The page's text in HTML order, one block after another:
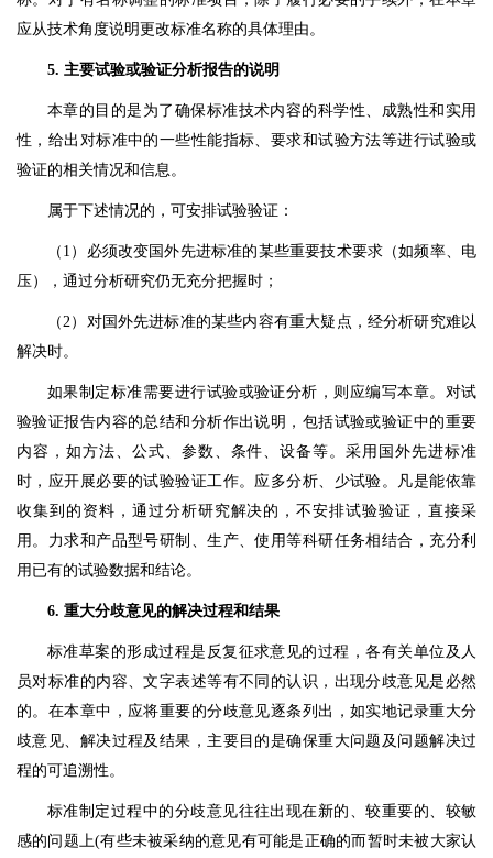
应从技术角度说明更改标准名称的具体理由。
5. 主要试验或验证分析报告的说明
本章的目的是为了确保标准技术内容的科学性、成熟性和实用
性，给出对标准中的一些性能指标、要求和试验方法等进行试验或
验证的相关情况和信息。
属于下述情况的，可安排试验验证：
（1）必须改变国外先进标准的某些重要技术要求（如频率、电
压），通过分析研究仍无充分把握时；
（2）对国外先进标准的某些内容有重大疑点，经分析研究难以
解决时。
如果制定标准需要进行试验或验证分析，则应编写本章。对试
验验证报告内容的总结和分析作出说明，包括试验或验证中的重要
内容，如方法、公式、参数、条件、设备等。采用国外先进标准
时，应开展必要的试验验证工作。应多分析、少试验。凡是能依靠
收集到的资料，通过分析研究解决的，不安排试验验证，直接采
用。力求和产品型号研制、生产、使用等科研任务相结合，充分利
用已有的试验数据和结论。
6. 重大分歧意见的解决过程和结果
标准草案的形成过程是反复征求意见的过程，各有关单位及人
员对标准的内容、文字表述等有不同的认识，出现分歧意见是必然
的。在本章中，应将重要的分歧意见逐条列出，如实地记录重大分
歧意见、解决过程及结果，主要目的是确保重大问题及问题解决过
程的可追溯性。
标准制定过程中的分歧意见往往出现在新的、较重要的、较敏
感的问题上(有些未被采纳的意见有可能是正确的而暂时未被大家认